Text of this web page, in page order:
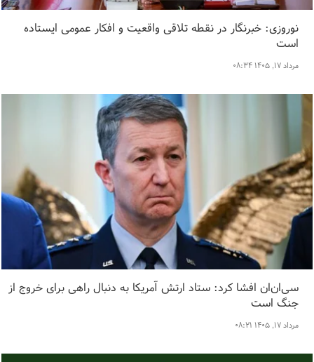
نوروزی: خبرنگار در نقطه تلاقی واقعیت و افکار عمومی ایستاده
است
مرداد ۱۷, ۱۴۰۵ ۰۸:۳۴
سی‌ان‌ان افشا کرد: ستاد ارتش آمریکا به دنبال راهی برای خروج از
جنگ است
مرداد ۱۷, ۱۴۰۵ ۰۸:۲۱